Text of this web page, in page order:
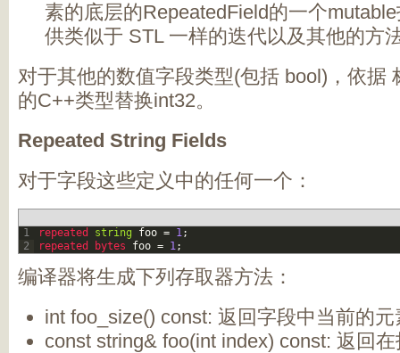
素的底层的RepeatedField的一个
供类似于 STL 一样的迭代以及其他的方
对于其他的数值字段类型(包括 bool)，依据
的C++类型替换int32。
Repeated String Fields
对于字段这些定义中的任何一个：
1
2
repeated string foo = 1;
repeated
bytes foo = 1;
编译器将生成下列存取器方法：
int foo_size() const: 返回字段中当前的
const string& foo(int index) const: 返回